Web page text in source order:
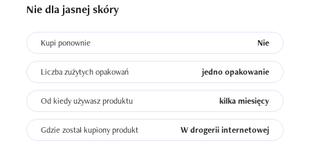
Nie dla jasnej skóry
Kupi ponownie Nie
Liczba zużytych opakowań jedno opakowanie
Od kiedy używasz produktu kilka miesięcy
Gdzie został kupiony produkt W drogerii internetowej